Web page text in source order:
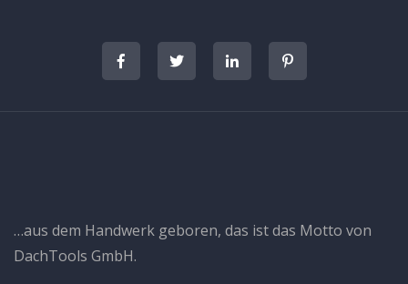
…aus dem Handwerk geboren, das ist das Motto von
DachTools GmbH.